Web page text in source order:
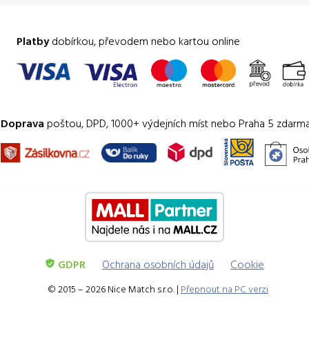
Platbydobírkou, převodem nebo kartou online
Doprava poštou, DPD, 1000+ výdejních míst nebo Praha 5
GDPR Ochrana osobních údajů Cookie
© 2015 – 2026 Nice Match s.r.o. | Přepnout na PC verzi